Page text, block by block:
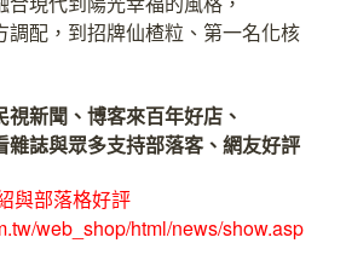
調配，到招牌仙楂粒、第一名化核
新聞、博客來百年好店、
雜誌與眾多支持部落客、網友好評
與部落格好評
web_shop/html/news/show.asp